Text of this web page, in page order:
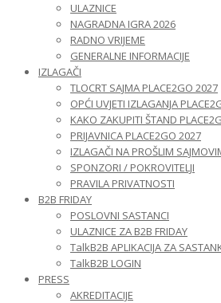
ULAZNICE
NAGRADNA IGRA 2026
RADNO VRIJEME
GENERALNE INFORMACIJE
IZLAGAČI
TLOCRT SAJMA PLACE2GO 2027
OPĆI UVJETI IZLAGANJA
KAKO ZAKUPITI ŠTAND
PRIJAVNICA PLACE2GO 2027
IZLAGAČI NA PROŠLIM
SPONZORI / POKROVITELJI
PRAVILA PRIVATNOSTI
B2B FRIDAY
POSLOVNI SASTANCI
ULAZNICE ZA B2B FRIDAY
TalkB2B APLIKACIJA ZA
TalkB2B LOGIN
PRESS
AKREDITACIJE